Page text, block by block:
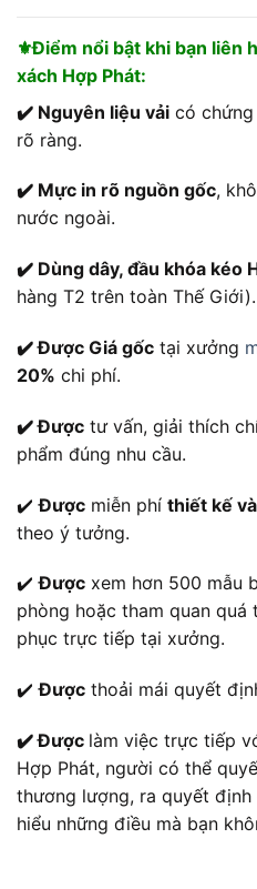
⚜️Điểm nổi bật khi bạn liên
xách Hợp Phát:
✔️ Nguyên liệu vải có
rõ ràng.
✔️ Mực in rõ nguồn gốc,
nước ngoài.
✔️ Dùng dây, đầu khóa kéo
hàng T2 trên toàn Thế Giới).
✔️ Được Giá gốc tại xưởng
20% chi phí.
✔️ Được tư vấn, giải thích
phẩm đúng nhu cầu.
✔️Được miễn phí thiết kế
theo ý tưởng.
✔️Được xem hơn 500 mẫu
phòng hoặc tham quan quá
phục trực tiếp tại xưởng.
✔️Được thoải mái quyết
✔️ Được làm việc trực tiếp
Hợp Phát, người có thể
thương lượng, ra quyết định
hiểu những điều mà bạn